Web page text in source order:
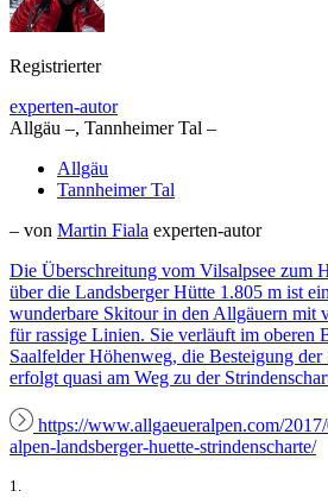
Registrierter
experten-autor
Allgäu –, Tannheimer Tal –
Allgäu
Tannheimer Tal
– von Martin Fiala experten-autor
Die Überschreitung vom Vilsalpsee zum
über die Landsberger Hütte 1.805 m ist
wunderbare Skitour in den Allgäuern mit
für rassige Linien. Sie verläuft im oberen
Saalfelder Höhenweg, die Besteigung
erfolgt quasi am Weg zu der
https://www.allgaeueralpen.com/
alpen-landsberger-huette-strindenscharte/
1.